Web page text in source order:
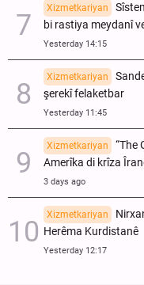
Xizmetkariyan
bi rastiya meydanî
Yesterday 14:15
Xizmetkariyan
şerekî felaketbar
Yesterday 11:45
Xizmetkariyan
“The
Amerîka di krîza
3 days ago
Xizmetkariyan
Herêma Kurdistanê
Yesterday 12:17